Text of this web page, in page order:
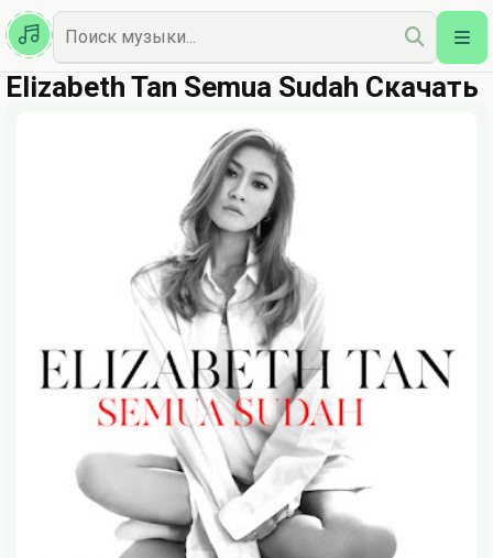
Казахская
Наш Топ
Elizabeth Tan Semua Sudah Скачать